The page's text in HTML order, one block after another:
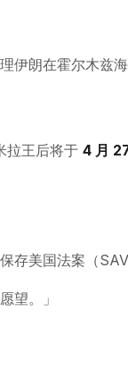
伊朗在霍尔木兹
拉王后将于 4 月
存美国法案（
望。」